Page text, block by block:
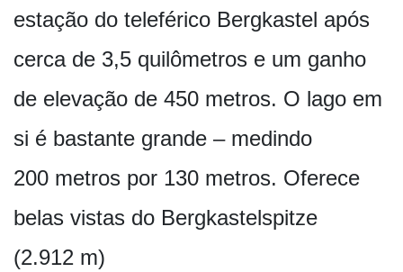
estação do teleférico Bergkastel após
cerca de 3,5 quilômetros e um ganho
de elevação de 450 metros. O lago em
si é bastante grande – medindo
200 metros por 130 metros. Oferece
belas vistas do Bergkastelspitze
(2.912 m)